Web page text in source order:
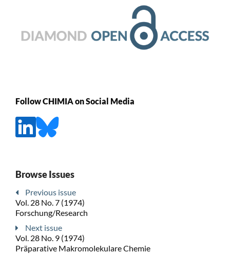
Follow CHIMIA on Social Media
Browse Issues
Previous issue
Vol. 28 No. 7 (1974)
Forschung/Research
Next issue
Vol. 28 No. 9 (1974)
Präparative Makromolekulare Chemie